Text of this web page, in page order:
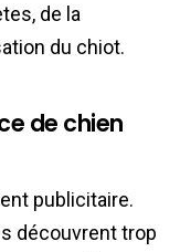
de la
du chiot.
de chien
publicitaire.
découvrent trop